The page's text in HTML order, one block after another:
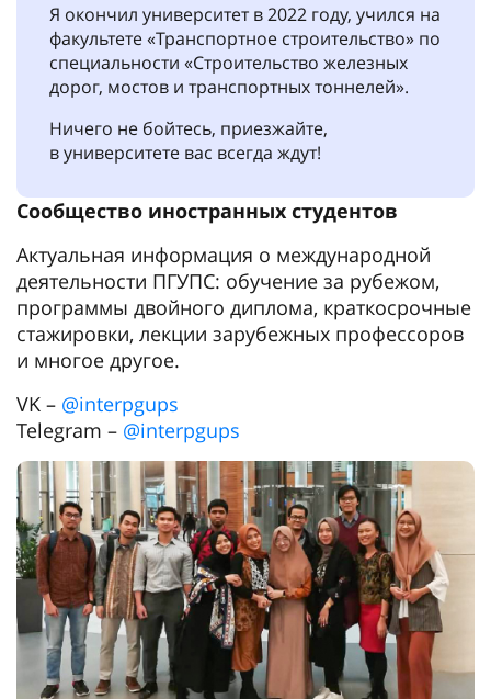
Я окончил университет в 2022 году, учился на
факультете «Транспортное строительство» по
специальности «Строительство железных
дорог, мостов и транспортных тоннелей».
Ничего не бойтесь, приезжайте,
в университете вас всегда ждут!
Сообщество иностранных студентов
Актуальная информация о международной
деятельности ПГУПС: обучение за рубежом,
программы двойного диплома, краткосрочные
стажировки, лекции зарубежных профессоров
и многое другое.
VK – @interpgups
Telegram – @interpgups